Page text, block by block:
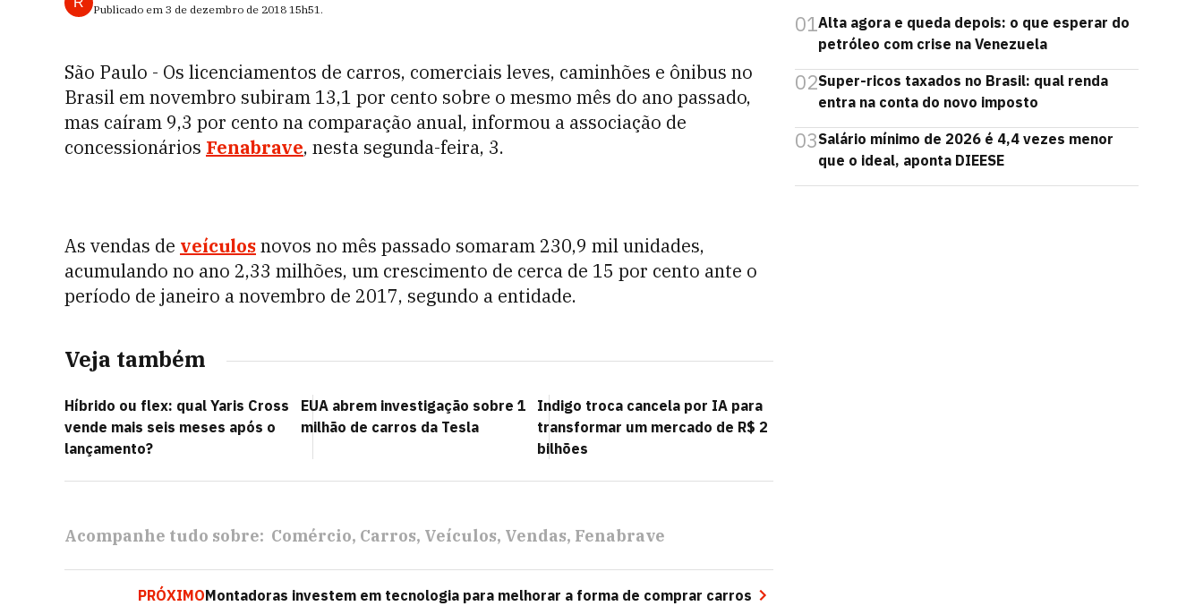
Publicado em 3 de dezembro de 2018 15h51.
São Paulo - Os licenciamentos de carros, comerciais leves, caminhões e ônibus no
Brasil em novembro subiram 13,1 por cento sobre o mesmo mês do ano passado,
mas caíram 9,3 por cento na comparação anual, informou a associação de
concessionários Fenabrave, nesta segunda-feira, 3.
As vendas de veículosnovos no mês passado somaram 230,9 mil unidades,
acumulando no ano 2,33 milhões, um crescimento de cerca de 15 por cento ante o
período de janeiro a novembro de 2017, segundo a entidade.
Veja também
Híbrido ou flex: qual Yaris Cross
vende mais seis meses após o
lançamento?
EUA abrem investigação sobre 1
milhão de carros da Tesla
Indigo troca cancela por IA para
transformar um mercado de R$ 2
bilhões
Acompanhe tudo sobre: Comércio Carros Veículos Vendas Fenabrave
PRÓXIMOMontadoras investem em tecnologia para melhorar a forma de comprar carros
01Alta agora e queda depois: o que esperar do
petróleo com crise na Venezuela
02Super-ricos taxados no Brasil: qual renda
entra na conta do novo imposto
03Salário mínimo de 2026 é 4,4 vezes menor
que o ideal, aponta DIEESE